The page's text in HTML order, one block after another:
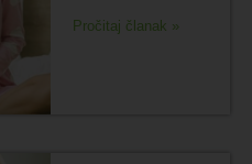
Pročitaj članak »